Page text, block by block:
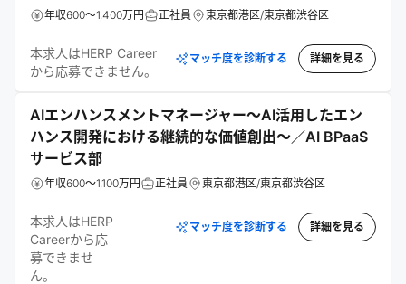
年収600～1,400万円 正社員 東京都港区/東京都渋谷区
本求人はHERP Career
から応募できません。
マッチ度を診断する 詳細を見る
AIエンハンスメントマネージャー～AI活用したエン
ハンス開発における継続的な価値創出～／AI BPaaS
サービス部
年収600～1,100万円 正社員 東京都港区/東京都渋谷区
本求人はHERP
Careerから応
募できませ
ん。
マッチ度を診断する 詳細を見る